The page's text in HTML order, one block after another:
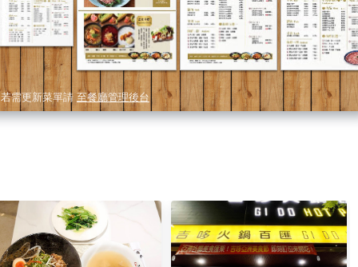
若需更新菜單請 至餐廳管理後台